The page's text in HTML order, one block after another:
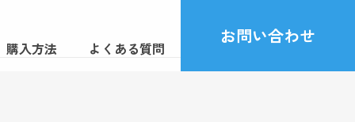
購入方法 よくある質問
お問い合わせ